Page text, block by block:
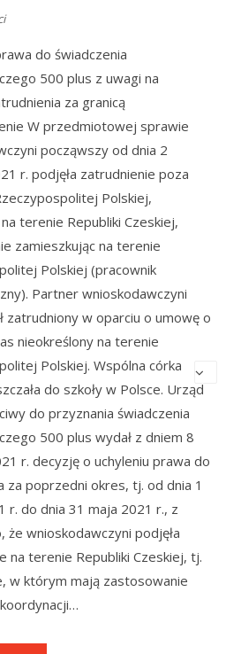
do świadczenia
500 plus z uwagi na
za granicą
W przedmiotowej sprawie
począwszy od dnia 2
r. podjęła zatrudnienie poza
Polskiej,
terenie Republiki Czeskiej,
zamieszkując na terenie
Polskiej (pracownik
Partner wnioskodawczyni
zatrudniony w oparciu o umowę o
nieokreślony na terenie
Polskiej. Wspólna córka
do szkoły w Polsce. Urząd
do przyznania świadczenia
500 plus wydał z dniem 8
r. decyzję o uchyleniu prawa do
za poprzedni okres, tj. od dnia 1
r. do dnia 31 maja 2021 r., z
że wnioskodawczyni podjęła
na terenie Republiki Czeskiej, tj.
w którym mają zastosowanie